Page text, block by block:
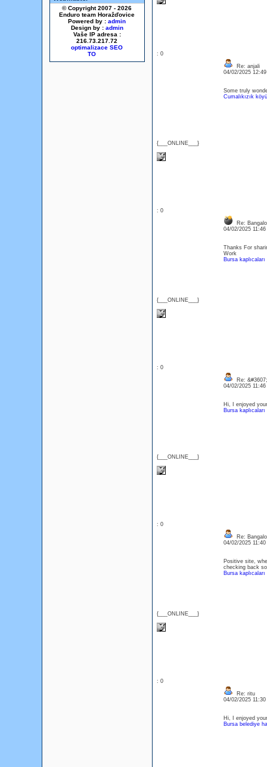
© Copyright 2007 - 2026
Enduro team Horažďovice
Powered by : admin
Design by : admin
Vaše IP adresa :
216.73.217.72
optimalizace SEO
: 0
{___ONLINE___}
Re: anjali
04/02/2025
Some truly
Cumalıkızık
: 0
{___ONLINE___}
Re:
04/02/2025
Thanks For
Work
Bursa kaplıcaları
: 0
{___ONLINE___}
Re:
04/02/2025
Hi, I enjoyed
Bursa kaplıcaları
: 0
{___ONLINE___}
Re:
04/02/2025
Positive site,
checking back
Bursa kaplıcaları
: 0
Re: ritu
04/02/2025
Hi, I enjoyed
Bursa belediye